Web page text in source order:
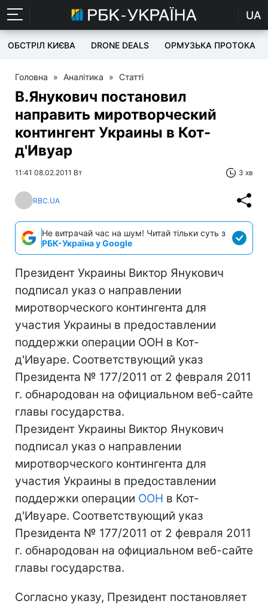
UA
ОБСТРІЛ КИЄВА DRONE DEALS ОРМУЗЬКА ПРОТОКА
Головна » Аналітика » Статті
В.Янукович постановил
направить миротворческий
контингент Украины в Кот-
д'Ивуар
11:41 08.02.2011 Вт 3 хв
RBC.UA
Не витрачай час на шум! Читай тільки суть з
РБК-Україна у Google
Президент Украины Виктор Янукович
подписал указ о направлении
миротворческого контингента для
участия Украины в предоставлении
поддержки операции ООН в Кот-
д'Ивуаре. Соответствующий указ
Президента № 177/2011 от 2 февраля 2011
г. обнародован на официальном веб-сайте
главы государства.
Президент Украины Виктор Янукович
подписал указ о направлении
миротворческого контингента для
участия Украины в предоставлении
поддержки операции ООН в Кот-
д'Ивуаре. Соответствующий указ
Президента № 177/2011 от 2 февраля 2011
г. обнародован на официальном веб-сайте
главы государства.
Согласно указу, Президент постановляет